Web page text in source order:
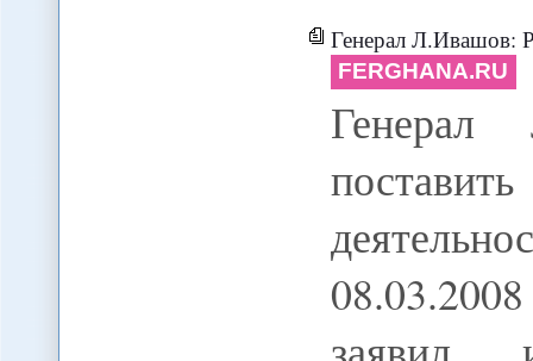
Генерал Л.Ивашов: Россия
FERGHANA.RU